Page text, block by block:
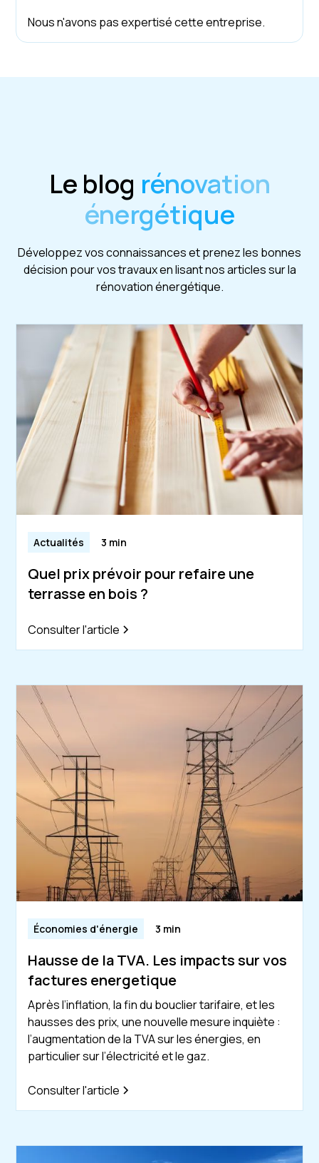
Nous n'avons pas expertisé cette entreprise.
Le blog rénovation
énergétique
Développez vos connaissances et prenez les bonnes
décision pour vos travaux en lisant nos articles sur la
rénovation énergétique.
Actualités 3 min
Quel prix prévoir pour refaire une
terrasse en bois ?
Consulter l'article
Économies d'énergie 3 min
Hausse de la TVA. Les impacts sur vos
factures energetique
Après l’inflation, la fin du bouclier tarifaire, et les
hausses des prix, une nouvelle mesure inquiète :
l’augmentation de la TVA sur les énergies, en
particulier sur l’électricité et le gaz.
Consulter l'article